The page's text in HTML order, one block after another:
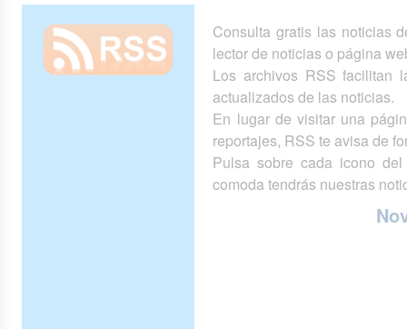
Consulta gratis las noticias
lector de noticias o página
Los archivos RSS facilitan
actualizados de las noticias.
En lugar de visitar una
reportajes, RSS te avisa de
Pulsa sobre cada icono
comoda tendrás nuestras